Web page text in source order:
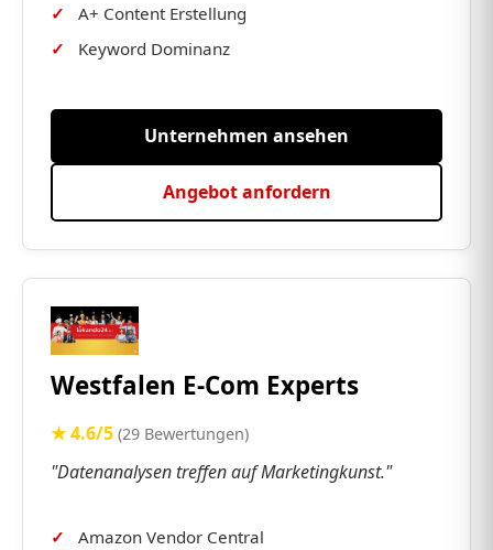
A+ Content Erstellung
Keyword Dominanz
Unternehmen ansehen
Angebot anfordern
Westfalen E-Com Experts
★ 4.6/5 (29 Bewertungen)
"Datenanalysen treffen auf Marketingkunst."
Amazon Vendor Central